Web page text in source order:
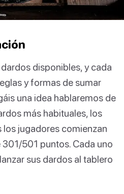
disponibles, y cada
y formas de sumar
una idea hablaremos de
más habituales, los
jugadores comienzan
501 puntos. Cada uno
sus dardos al tablero